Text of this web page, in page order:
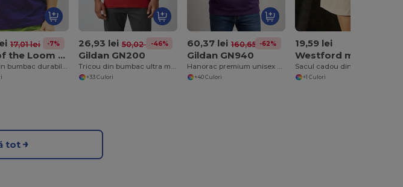
17,01 lei -7%
Fruit of the Loom 61-033-0
Tricou din bumbac durabil pentru copii
26,93 lei 50,02 lei-46%
Gildan GN200
Tricou din bumbac ultra moale și greu pentru bărbați
+33 Culori
60,37 lei 160,65 lei-62%
Gildan GN940
Hanorac premium unisex Heavy Blend cu glugă
+40 Culori
19,59 lei
+1 Culori
tot